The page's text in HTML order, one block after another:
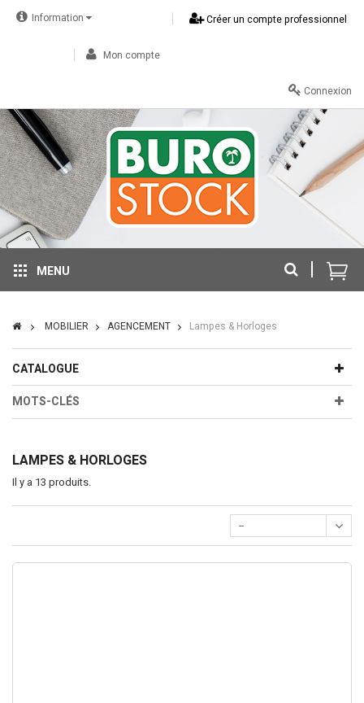
Information Créer un compte professionnel
Mon compte
Connexion
MENU
MOBILIER AGENCEMENT Lampes & Horloges
CATALOGUE
MOTS-CLÉS
LAMPES & HORLOGES
Il y a 13 produits.
--